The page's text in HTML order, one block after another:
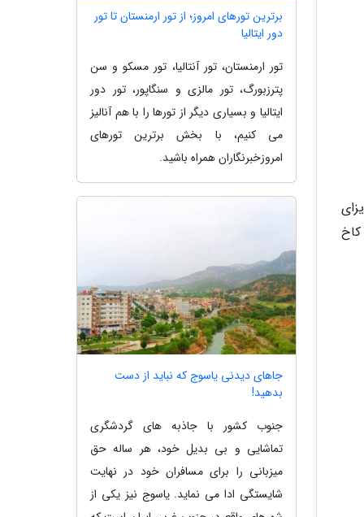
صبحانه، ویزای
کاخ
برترین تورهای امروز؛ از تور ارمنستان تا تور
دور ایتالیا
تور ارمنستان، تور آنتالیا، تور مسکو و سن
پترزبورگ، تور مالزی و سنگاپور، تور دور
ایتالیا و بسیاری دیگر از تورها را با هم آنالیز
می کنیم، با بخش برترین تورهای
امروزخبرنگاران همراه باشید.
جاهای دیدنی یاسوج که نباید از دست
بدهید!
جنوب کشور با جاذبه های گردشگری
تماشایی و بی بدیل خود، هر ساله حق
میزبانی را برای مسافران خود در نهایت
شایستگی ادا می نماید. یاسوج نیز یکی از